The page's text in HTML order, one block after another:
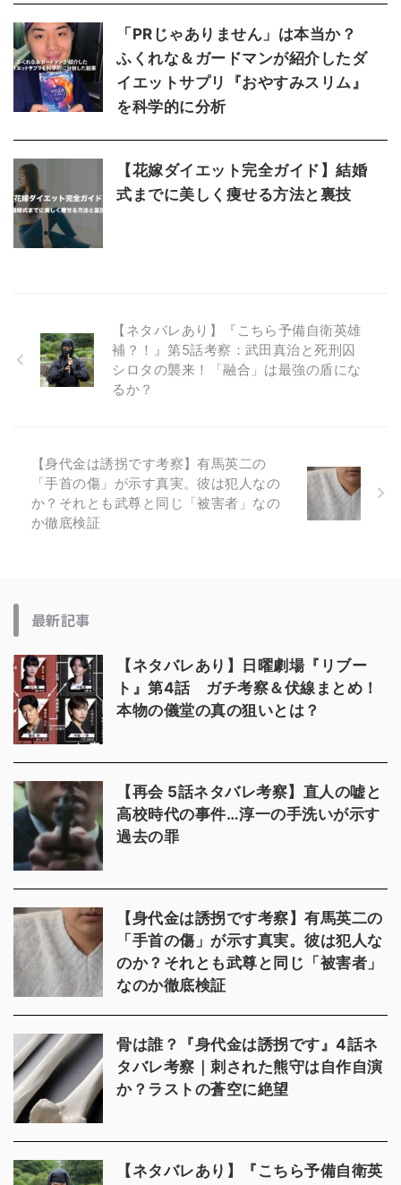
「PRじゃありません」は本当か？
ふくれな＆ガードマンが紹介したダ
イエットサプリ『おやすみスリム』
を科学的に分析
【花嫁ダイエット完全ガイド】結婚
式までに美しく痩せる方法と裏技
【ネタバレあり】『こちら予備自衛英雄
補？！』第5話考察：武田真治と死刑囚
シロタの襲来！「融合」は最強の盾にな
るか？
【身代金は誘拐です考察】有馬英二の
「手首の傷」が示す真実。彼は犯人なの
か？それとも武尊と同じ「被害者」なの
か徹底検証
最新記事
【ネタバレあり】日曜劇場『リブー
ト』第4話 ガチ考察＆伏線まとめ！
本物の儀堂の真の狙いとは？
【再会 5話ネタバレ考察】直人の嘘と
高校時代の事件…淳一の手洗いが示す
過去の罪
【身代金は誘拐です考察】有馬英二の
「手首の傷」が示す真実。彼は犯人な
のか？それとも武尊と同じ「被害者」
なのか徹底検証
骨は誰？『身代金は誘拐です』4話ネ
タバレ考察｜刺された熊守は自作自演
か？ラストの蒼空に絶望
【ネタバレあり】『こちら予備自衛英